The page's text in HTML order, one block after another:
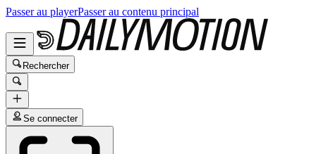
Passer au playerPasser au contenu principal
Rechercher
Se connecter